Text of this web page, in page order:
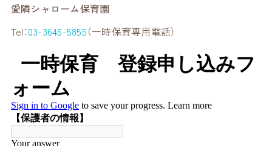
愛隣シャローム保育園
Tel：03-3645-5855（一時保育専用電話）